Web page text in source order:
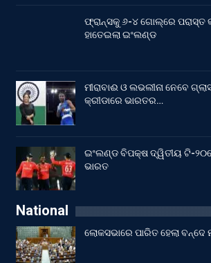
ଫ୍ରାନ୍ସକୁ ୬-୪ ଗୋଲ୍‌ରେ
ହାତେଇଲା ଇଂଲଣ୍ଡ
ମୀରାବାଈ ଓ ଲଭଲୀନା ନେବେ
କ୍ରୀଡାରେ ଭାରତର…
ଇଂଲଣ୍ଡ ବିପକ୍ଷ ଦ୍ୱିତୀୟ ଟି-
ଭାରତ
National
ଲୋକସଭାରେ ପାରିତ ହେଲା